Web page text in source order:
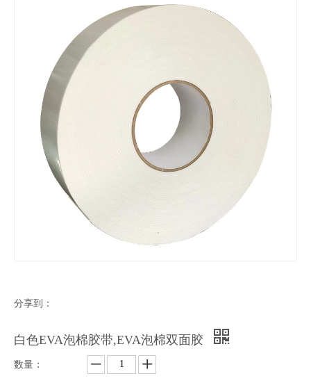
分享到：
白色EVA泡棉胶带,EVA泡棉双面胶
数量：